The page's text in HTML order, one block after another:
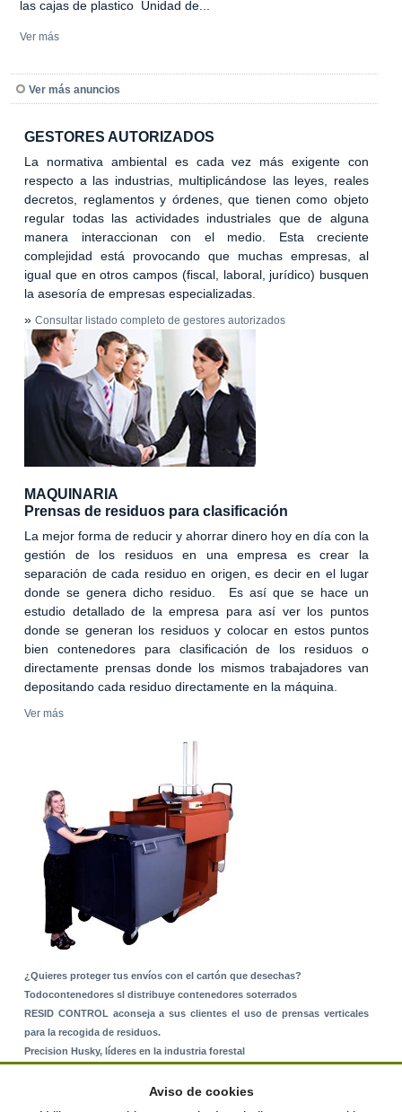
las cajas de plastico Unidad de...
Ver más
Ver más anuncios
GESTORES AUTORIZADOS
La normativa ambiental es cada vez más exigente con
respecto a las industrias, multiplicándose las leyes, reales
decretos, reglamentos y órdenes, que tienen como objeto
regular todas las actividades industriales que de alguna
manera interaccionan con el medio. Esta creciente
complejidad está provocando que muchas empresas, al
igual que en otros campos (fiscal, laboral, jurídico) busquen
la asesoría de empresas especializadas.
» Consultar listado completo de gestores autorizados
MAQUINARIA
Prensas de residuos para clasificación
La mejor forma de reducir y ahorrar dinero hoy en día con la
gestión de los residuos en una empresa es crear la
separación de cada residuo en origen, es decir en el lugar
donde se genera dicho residuo. Es así que se hace un
estudio detallado de la empresa para así ver los puntos
donde se generan los residuos y colocar en estos puntos
bien contenedores para clasificación de los residuos o
directamente prensas donde los mismos trabajadores van
depositando cada residuo directamente en la máquina.
Ver más
¿Quieres proteger tus envíos con el cartón que desechas?
Todocontenedores sl distribuye contenedores soterrados
RESID CONTROL aconseja a sus clientes el uso de prensas verticales
para la recogida de residuos.
Precision Husky, líderes en la industria forestal
Aviso de cookies